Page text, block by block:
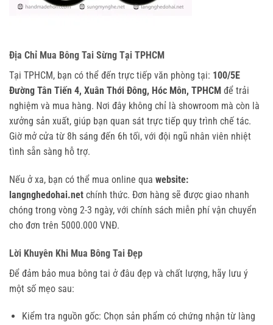
Địa Chỉ Mua Bông Tai Sừng Tại TPHCM
Tại TPHCM, bạn có thể đến trực tiếp văn phòng tại: 100/5E
Đường Tân Tiến 4, Xuân Thới Đông, Hóc Môn, TPHCM để trải
nghiệm và mua hàng. Nơi đây không chỉ là showroom mà còn là
xưởng sản xuất, giúp bạn quan sát trực tiếp quy trình chế tác.
Giờ mở cửa từ 8h sáng đến 6h tối, với đội ngũ nhân viên nhiệt
tình sẵn sàng hỗ trợ.
Nếu ở xa, bạn có thể mua online qua website:
langnghedohai.net chính thức. Đơn hàng sẽ được giao nhanh
chóng trong vòng 2-3 ngày, với chính sách miễn phí vận chuyển
cho đơn trên 5000.000 VNĐ.
Lời Khuyên Khi Mua Bông Tai Đẹp
Để đảm bảo mua bông tai ở đâu đẹp và chất lượng, hãy lưu ý
một số mẹo sau:
Kiểm tra nguồn gốc: Chọn sản phẩm có chứng nhận từ làng